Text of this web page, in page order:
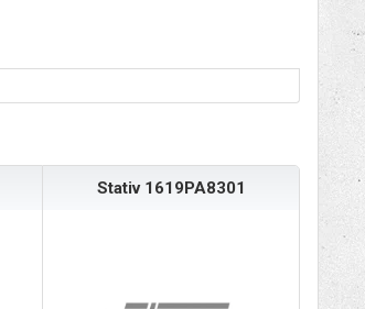
Stativ 1619PA8301